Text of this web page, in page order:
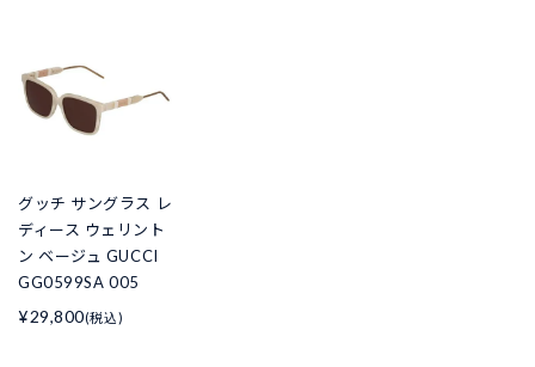
グッチ サングラス レ
ディース ウェリント
ン ベージュ GUCCI
GG0599SA 005
¥29,800(税込)